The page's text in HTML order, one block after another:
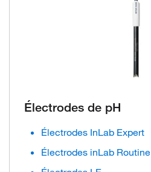
Électrodes de pH
Électrodes InLab Expert
Électrodes inLab Routine